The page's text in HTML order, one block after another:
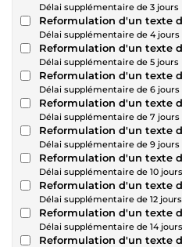
Délai supplémentaire de 3 jours
Reformulation d'un texte
Délai supplémentaire de 4 jours
Reformulation d'un texte
Délai supplémentaire de 5 jours
Reformulation d'un texte
Délai supplémentaire de 6 jours
Reformulation d'un texte
Délai supplémentaire de 7 jours
Reformulation d'un texte
Délai supplémentaire de 9 jours
Reformulation d'un texte
Délai supplémentaire de 10 jours
Reformulation d'un texte
Délai supplémentaire de 12 jours
Reformulation d'un texte
Délai supplémentaire de 14 jours
Reformulation d'un texte